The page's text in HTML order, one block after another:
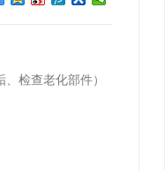
检查老化部件）